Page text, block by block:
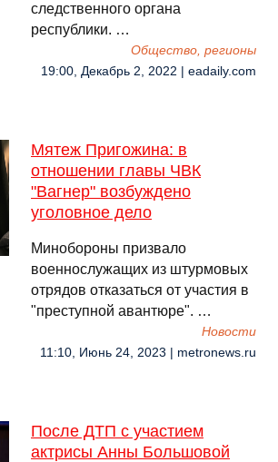
следственного органа
республики. …
Общество, регионы
19:00, Декабрь 2, 2022 | eadaily.com
Мятеж Пригожина: в
отношении главы ЧВК
"Вагнер" возбуждено
уголовное дело
Минобороны призвало
военнослужащих из штурмовых
отрядов отказаться от участия в
"преступной авантюре". …
Новости
11:10, Июнь 24, 2023 | metronews.ru
После ДТП с участием
актрисы Анны Большовой